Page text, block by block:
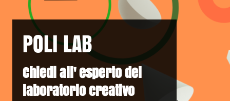
POLI LAB
Chiedi all' esperto del
laboratorio creativo